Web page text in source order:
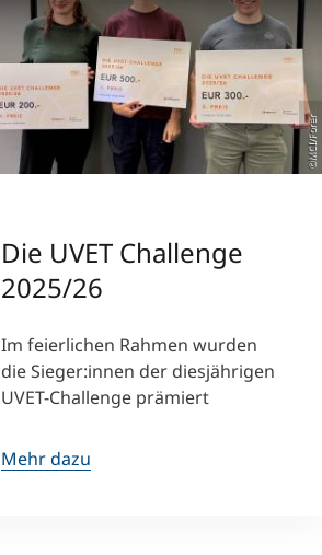
©MCI/Forer
Die UVET Challenge
2025/26
Im feierlichen Rahmen wurden
die Sieger:innen der diesjährigen
UVET-Challenge prämiert
Mehr dazu